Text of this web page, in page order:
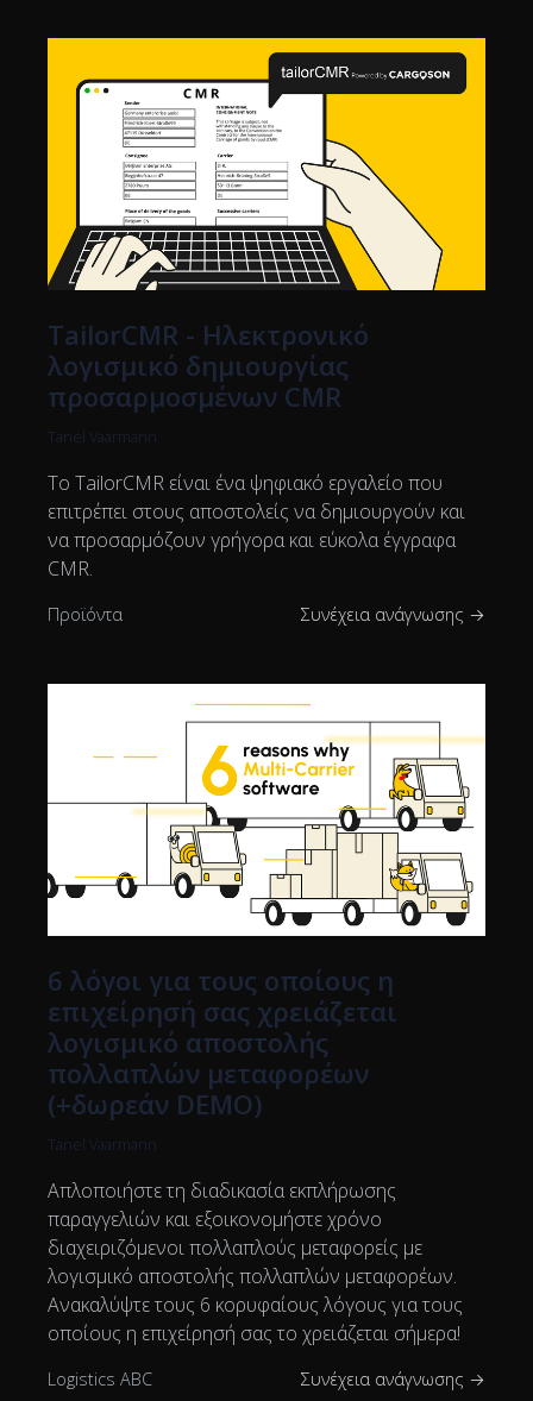
TailorCMR - Ηλεκτρονικό
λογισμικό δημιουργίας
προσαρμοσμένων CMR
Tanel Vaarmann
Το TailorCMR είναι ένα ψηφιακό εργαλείο που
επιτρέπει στους αποστολείς να δημιουργούν και
να προσαρμόζουν γρήγορα και εύκολα έγγραφα
CMR.
Προϊόντα Συνέχεια ανάγνωσης →
6 λόγοι για τους οποίους η
επιχείρησή σας χρειάζεται
λογισμικό αποστολής
πολλαπλών μεταφορέων
(+δωρεάν DEMO)
Tanel Vaarmann
Απλοποιήστε τη διαδικασία εκπλήρωσης
παραγγελιών και εξοικονομήστε χρόνο
διαχειριζόμενοι πολλαπλούς μεταφορείς με
λογισμικό αποστολής πολλαπλών μεταφορέων.
Ανακαλύψτε τους 6 κορυφαίους λόγους για τους
οποίους η επιχείρησή σας το χρειάζεται σήμερα!
Logistics ABC Συνέχεια ανάγνωσης →